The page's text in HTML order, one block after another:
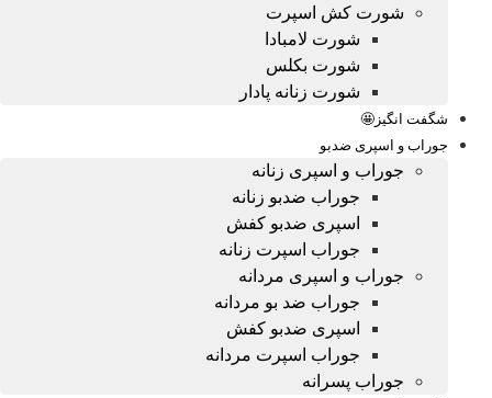
شورت کش اسپرت
شورت لامبادا
شورت بکلس
شورت زنانه پادار
شگفت انگیز🤩
جوراب و اسپری ضدبو
جوراب و اسپری زنانه
جوراب ضدبو زنانه
اسپری ضدبو کفش
جوراب اسپرت زنانه
جوراب و اسپری مردانه
جوراب ضد بو مردانه
اسپری ضدبو کفش
جوراب اسپرت مردانه
جوراب پسرانه